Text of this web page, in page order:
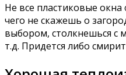
Не все пластиковые
чего не скажешь о
выбором, столкнешься с
т.д. Придется либо